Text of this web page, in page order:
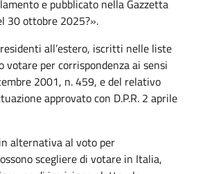
e pubblicato nella Gazzetta
30 ottobre 2025?».
all’estero, iscritti nelle liste
votare per corrispondenza ai sensi
2001, n. 459, e del relativo
approvato con D.P.R. 2 aprile
alternativa al voto per
scegliere di votare in Italia,